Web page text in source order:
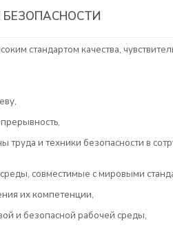
БЕЗОПАСНОСТИ
стандартом качества,
и техники безопасности в
совместимые с мировыми
их компетенции,
и безопасной рабочей среды,